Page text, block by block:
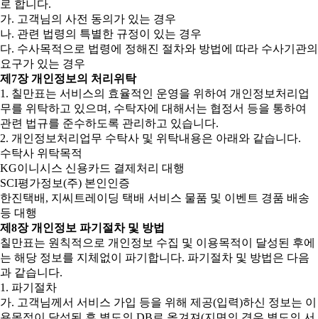
로 합니다.
가. 고객님의 사전 동의가 있는 경우
나. 관련 법령의 특별한 규정이 있는 경우
다. 수사목적으로 법령에 정해진 절차와 방법에 따라 수사기관의
요구가 있는 경우
제7장 개인정보의 처리위탁
1. 칠만표는 서비스의 효율적인 운영을 위하여 개인정보처리업
무를 위탁하고 있으며, 수탁자에 대해서는 협정서 등을 통하여
관련 법규를 준수하도록 관리하고 있습니다.
2. 개인정보처리업무 수탁사 및 위탁내용은 아래와 같습니다.
수탁사 위탁목적
KG이니시스 신용카드 결제처리 대행
SCI평가정보(주) 본인인증
한진택배, 지씨트레이딩 택배 서비스 물품 및 이벤트 경품 배송
등 대행
제8장 개인정보 파기절차 및 방법
칠만표는 원칙적으로 개인정보 수집 및 이용목적이 달성된 후에
는 해당 정보를 지체없이 파기합니다. 파기절차 및 방법은 다음
과 같습니다.
1. 파기절차
가. 고객님께서 서비스 가입 등을 위해 제공(입력)하신 정보는 이